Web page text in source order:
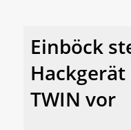
Einböck
Hackgerät
TWIN vor